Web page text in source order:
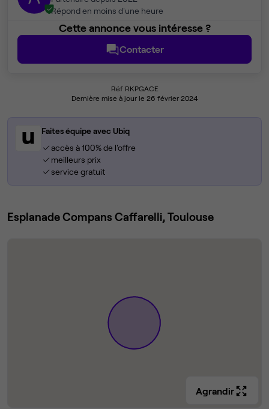
Répond en moins d'une heure
Cette annonce vous intéresse ?
Contacter
Réf RKPGACE
Dernière mise à jour le 26 février 2024
Faites équipe avec Ubiq
accès à 100% de l'offre
meilleurs prix
service gratuit
Esplanade Compans Caffarelli, Toulouse
Agrandir